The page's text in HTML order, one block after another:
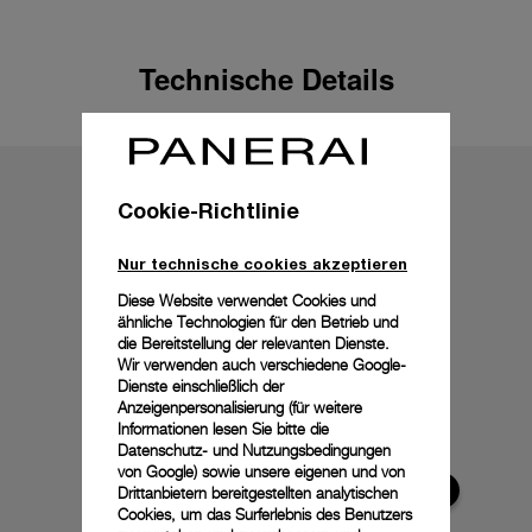
Technische Details
Cookie-Richtlinie
Nur technische cookies akzeptieren
Diese Website verwendet Cookies und
ähnliche Technologien für den Betrieb und
die Bereitstellung der relevanten Dienste.
Wir verwenden auch verschiedene Google-
Dienste einschließlich der
Anzeigenpersonalisierung (für weitere
Informationen lesen Sie bitte die
Datenschutz- und Nutzungsbedingungen
von Google) sowie unsere eigenen und von
Drittanbietern bereitgestellten analytischen
Cookies, um das Surferlebnis des Benutzers